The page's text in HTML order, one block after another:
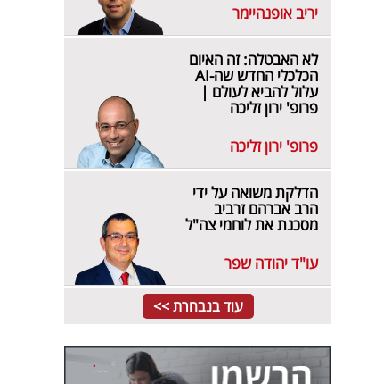
יריב אופנהיימר
לא האבטלה: זה האיום
הכלכלי החדש שה-AI
עלול להביא לעולם |
פרופ' ירון זליכה
פרופ' ירון זליכה
הדלקת משואה על ידי
הרב אברהם זרביב
מסכנת את לוחמי צה"ל
עו"ד יהודה שפר
עוד בנבחרת >>